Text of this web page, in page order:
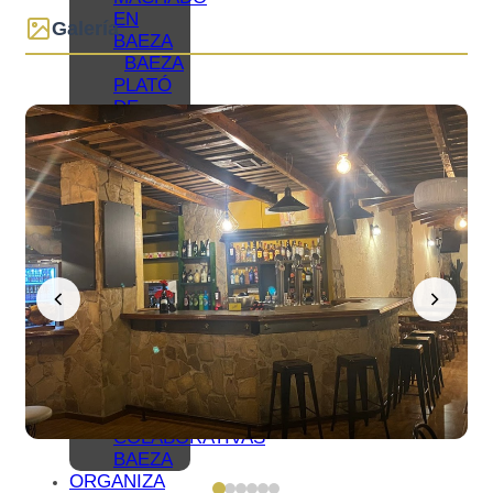
EN
BAEZA
BAEZA
PLATÓ
DE
CINE
BAEZA,
CIUDAD
UNIVERSITARIA
TURISMO
DE
CONGRESOS
EN
BAEZA
TURISMO
FAMILIAR
EN
BAEZA
REDES
COLABORATIVAS
BAEZA
ORGANIZA
Galería